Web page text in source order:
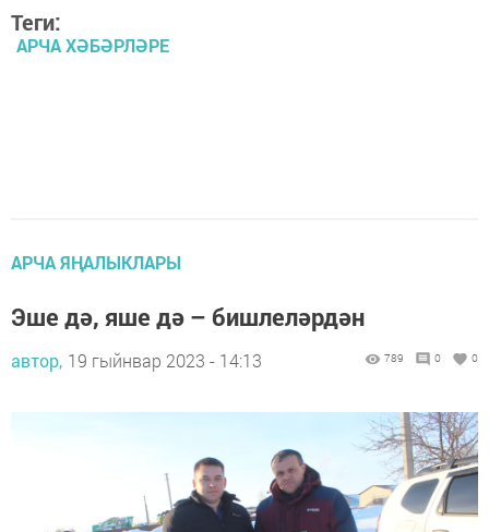
Теги:
АРЧА ХӘБӘРЛӘРЕ
АРЧА ЯҢАЛЫКЛАРЫ
Эше дә, яше дә – бишлеләрдән
автор, 19 гыйнвар 2023 - 14:13 789 0 0